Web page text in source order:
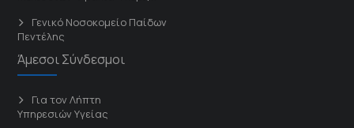
Γενικό Νοσοκομείο Παίδων
Πεντέλης
Άμεσοι Σύνδεσμοι
Για τον Λήπτη
Υπηρεσιών Υγείας